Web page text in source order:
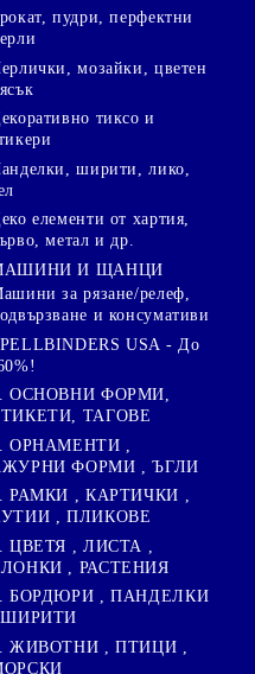
пудри, перфектни
мозайки, цветен
тиксо и
ширити, лико,
елементи от хартия,
метал и др.
И ЩАНЦИ
за рязане/релеф,
и консумативи
USA - До
ОСНОВНИ ФОРМИ,
ТАГОВЕ
ОРНАМЕНТИ ,
ФОРМИ , ЪГЛИ
РАМКИ , КАРТИЧКИ ,
, ПЛИКОВЕ
ЦВЕТЯ , ЛИСТА ,
, РАСТЕНИЯ
БОРДЮРИ , ПАНДЕЛКИ
ШИРИТИ
ЖИВОТНИ , ПТИЦИ ,